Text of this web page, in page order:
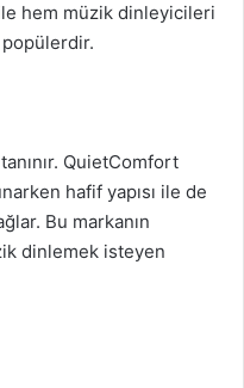
hem müzik dinleyicileri
QuietComfort
hafif yapısı ile de
Bu markanın
dinlemek isteyen